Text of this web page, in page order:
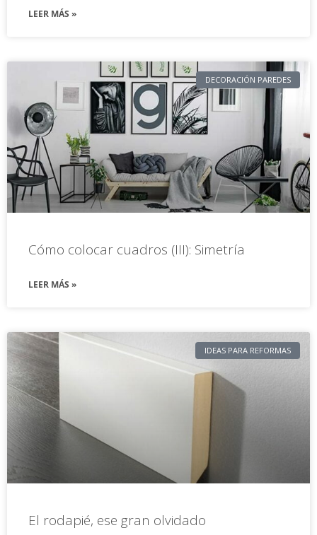
LEER MÁS »
DECORACIÓN PAREDES
Cómo colocar cuadros (III): Simetría
LEER MÁS »
IDEAS PARA REFORMAS
El rodapié, ese gran olvidado